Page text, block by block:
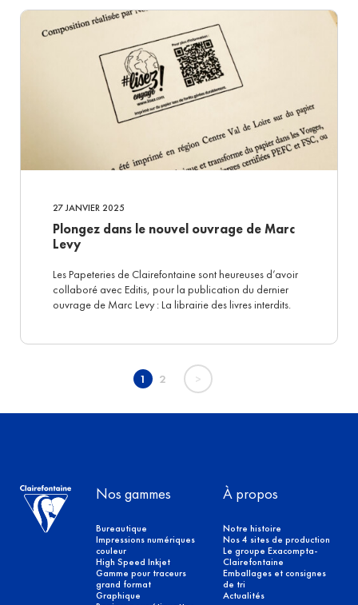
27 JANVIER 2025
Plongez dans le nouvel ouvrage de Marc
Levy
Les Papeteries de Clairefontaine sont heureuses d’avoir
collaboré avec Editis, pour la publication du dernier
ouvrage de Marc Levy : La librairie des livres interdits.
1 2 >
Nos gammes
Bureautique
Impressions numériques
couleur
High Speed Inkjet
Gamme pour traceurs
grand format
Graphique
À propos
Notre histoire
Nos 4 sites de production
Le groupe Exacompta-
Clairefontaine
Emballages et consignes
de tri
Actualités